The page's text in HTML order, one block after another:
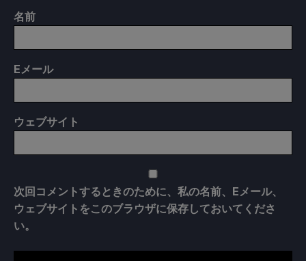
名前
Eメール
ウェブサイト
次回コメントするときのために、私の名前、Eメール、
ウェブサイトをこのブラウザに保存しておいてくださ
い。